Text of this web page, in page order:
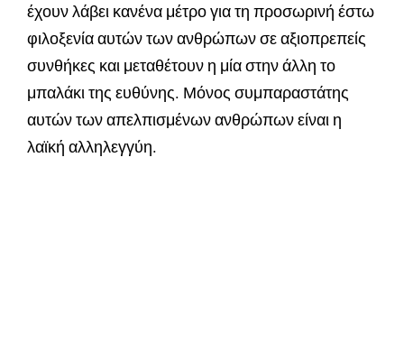
έχουν λάβει κανένα μέτρο για τη προσωρινή έστω
φιλοξενία αυτών των ανθρώπων σε αξιοπρεπείς
συνθήκες και μεταθέτουν η μία στην άλλη το
μπαλάκι της ευθύνης. Μόνος συμπαραστάτης
αυτών των απελπισμένων ανθρώπων είναι η
λαϊκή αλληλεγγύη.